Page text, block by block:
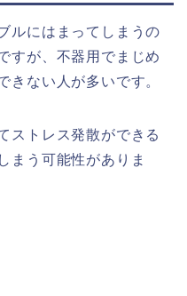
ルにはまってしまうの
すが、不器用でまじめ
きない人が多いです。
ストレス発散ができる
まう可能性がありま